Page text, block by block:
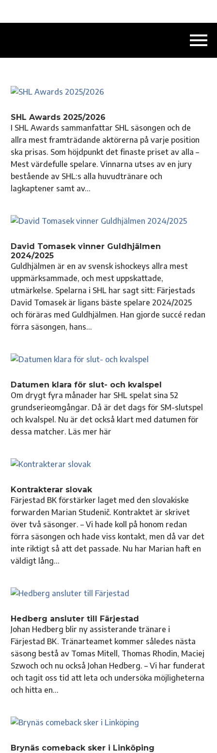
SHL Awards 2025/2026
I SHL Awards sammanfattar SHL säsongen och de
allra mest framträdande aktörerna på varje position
ska prisas. Som höjdpunkt det finaste priset av alla –
Mest värdefulle spelare. Vinnarna utses av en jury
bestående av SHL:s alla huvudtränare och
lagkaptener samt av...
David Tomasek vinner Guldhjälmen
2024/2025
Guldhjälmen är en av svensk ishockeys allra mest
uppmärksammade, och mest uppskattade,
utmärkelse. Spelarna i SHL har sagt sitt: Färjestads
David Tomasek är ligans bäste spelare 2024/2025
och föräras med Guldhjälmen. Han gjorde succé redan
förra säsongen, hans...
Datumen klara för slut- och kvalspel
Om drygt fyra månader har SHL spelat sina 52
grundserieomgångar. Då är det dags för SM-slutspel
och kvalspel. Nu är det också klart med datumen för
dessa matcher. Läs mer här
Kontrakterar slovak
Färjestad BK förstärker laget med den slovakiske
forwarden Marian Studenič. Kontraktet är skrivet
över två säsonger. – Vi hade koll på honom redan
förra säsongen och hade viss kontakt, men då var det
inte riktigt så att det passade. Nu har Marian haft en
väldigt lång...
Hedberg ansluter till Färjestad
Johan Hedberg blir ny assisterande tränare i
Färjestad BK. Tränarteamet kommer således nästa
säsong bestå av Tomas Mitell, Thomas Rhodin, Maciej
Szwoch och nu också Johan Hedberg. – Vi har funderat
och tagit oss tid att leta och undersöka möjligheterna
och hitta en...
Brynäs comeback sker i Linköping